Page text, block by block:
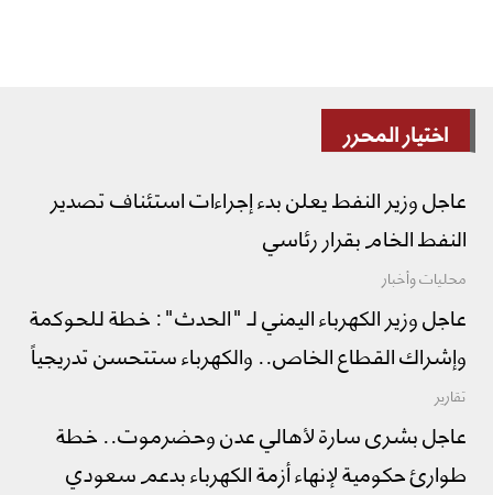
اختيار المحرر
عاجل وزير النفط يعلن بدء إجراءات استئناف تصدير
النفط الخام بقرار رئاسي
محليات وأخبار
عاجل وزير الكهرباء اليمني لـ "الحدث": خطة للحوكمة
وإشراك القطاع الخاص.. والكهرباء ستتحسن تدريجياً
تقارير
عاجل بشرى سارة لأهالي عدن وحضرموت.. خطة
طوارئ حكومية لإنهاء أزمة الكهرباء بدعم سعودي